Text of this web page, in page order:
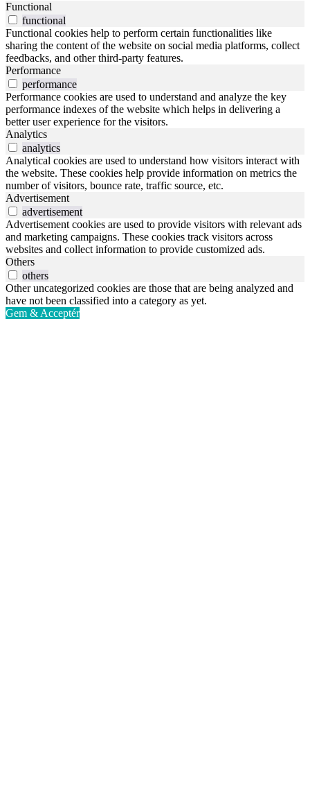
Functional
functional
Functional cookies help to perform certain functionalities like
sharing the content of the website on social media platforms, collect
feedbacks, and other third-party features.
Performance
performance
Performance cookies are used to understand and analyze the key
performance indexes of the website which helps in delivering a
better user experience for the visitors.
Analytics
analytics
Analytical cookies are used to understand how visitors interact with
the website. These cookies help provide information on metrics the
number of visitors, bounce rate, traffic source, etc.
Advertisement
advertisement
Advertisement cookies are used to provide visitors with relevant ads
and marketing campaigns. These cookies track visitors across
websites and collect information to provide customized ads.
Others
others
Other uncategorized cookies are those that are being analyzed and
have not been classified into a category as yet.
Gem & Acceptér